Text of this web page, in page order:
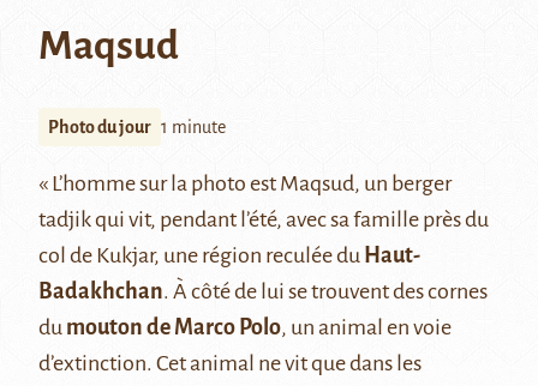
Maqsud
Photo du jour 1 minute
« L’homme sur la photo est Maqsud, un berger
tadjik qui vit, pendant l’été, avec sa famille près du
col de Kukjar, une région reculée du Haut-
Badakhchan. À côté de lui se trouvent des cornes
du mouton de Marco Polo, un animal en voie
d’extinction. Cet animal ne vit que dans les